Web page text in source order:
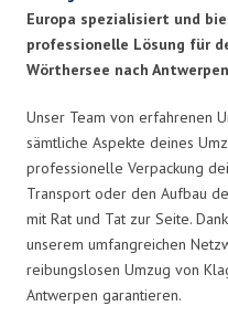
Europa spezialisiert und
professionelle Lösung für
Wörthersee nach
Unser Team von erfahrenen
sämtliche Aspekte deines
professionelle Verpackung
Transport oder den Aufbau
mit Rat und Tat zur Seite.
unserem umfangreichen
reibungslosen Umzug von
Antwerpen garantieren.